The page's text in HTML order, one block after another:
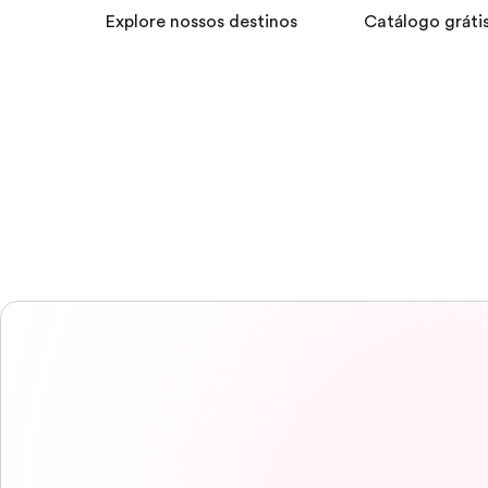
Explore nossos destinos Catálogo